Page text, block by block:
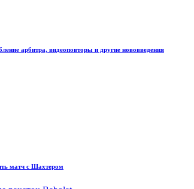
арбитра, видеоповторы и другие нововведения
матч с Шахтером